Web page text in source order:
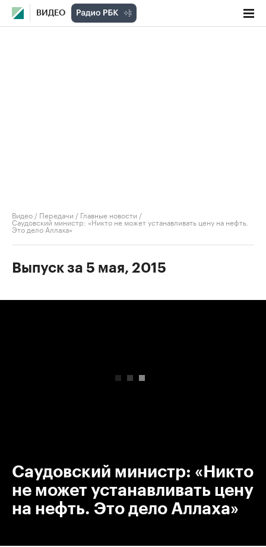
ВИДЕО
Видео / Передачи / Главные новости /
Саудовский министр: «Никто не может устанавливать цену на нефть.
Это дело Аллаха»
Выпуск за 5 мая, 2015
Саудовский министр: «Никто
не может устанавливать цену
на нефть. Это дело Аллаха»